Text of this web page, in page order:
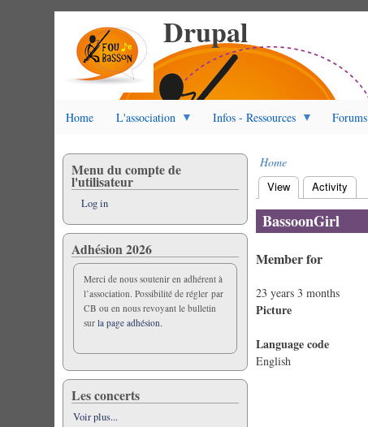
Drupal
Home L'association Infos - Ressources Forums
Breadcrumb
Home
Primary
tabs
View (active tab)
Activity
BassoonGirl
Member for
23 years 3 months
Picture
Language code
English
Menu du compte de
l'utilisateur
Log in
Adhésion 2026
Merci de nous soutenir en adhérent à
l’association. Possibilité de régler par
CB ou en nous revoyant le bulletin
surla page adhésion.
Les concerts
Voir plus...